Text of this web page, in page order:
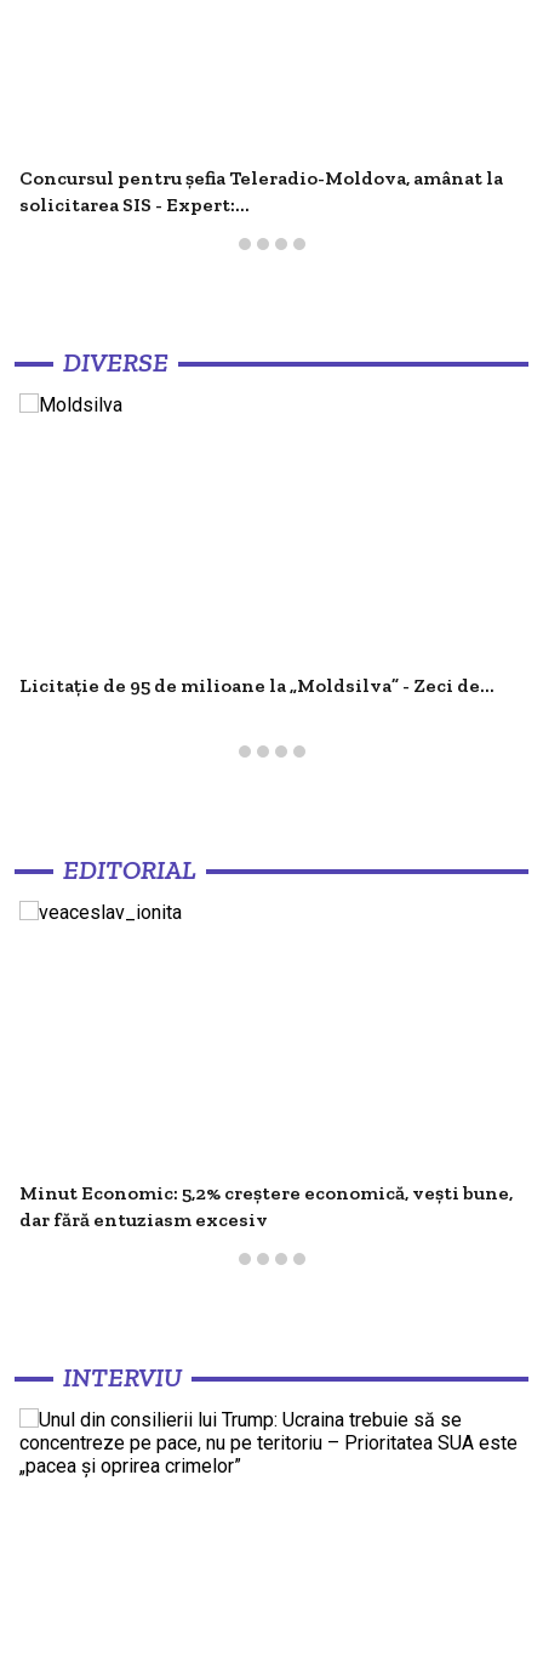
Concursul pentru șefia Teleradio-Moldova, amânat la
solicitarea SIS - Expert:...
DIVERSE
Licitație de 95 de milioane la „Moldsilva” - Zeci de...
EDITORIAL
Minut Economic: 5,2% creștere economică, vești bune,
dar fără entuziasm excesiv
INTERVIU